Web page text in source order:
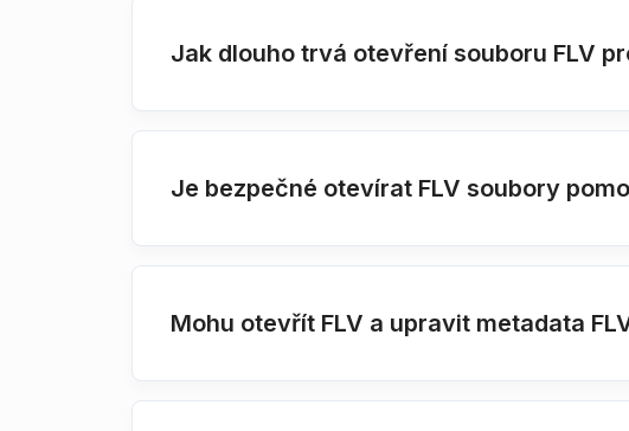
Jak dlouho trvá otevření souboru FLV
Je bezpečné otevírat FLV soubory
Mohu otevřít FLV a upravit metadata